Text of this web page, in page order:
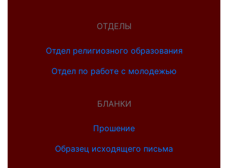
ОТДЕЛЫ
Отдел религиозного образования
Отдел по работе с молодежью
БЛАНКИ
Прошение
Образец исходящего письма